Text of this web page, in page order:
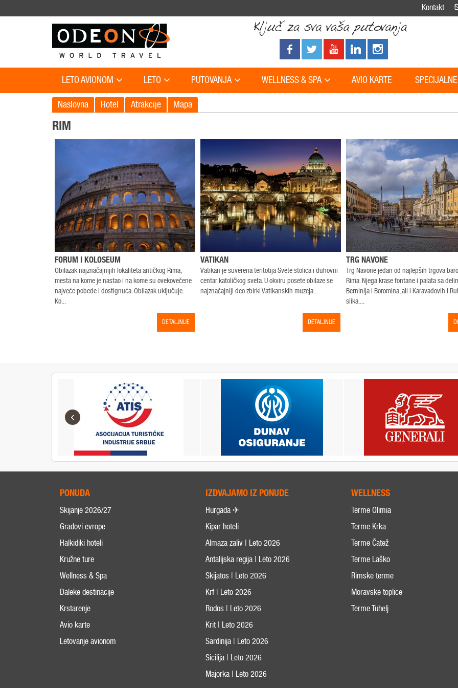
Kontakt
LETO AVIONOM LETO PUTOVANJA WELLNESS & SPA AVIO KARTE
Naslovna Hotel Atrakcije Mapa
RIM
FORUM I KOLOSEUM
Obilazak najznačajnijih lokaliteta antičkog Rima,
mesta na kome je nastao i na kome su ovekovečene
najveće pobede i dostignuća. Obilazak uključuje:
Ko...
DETALJNIJE
VATIKAN
Vatikan je suverena teritotija Svete stolica i duhovni
centar katoličkog sveta. U okviru posete obilaze se
najznačajniji deo zbirki Vatikanskih muzeja...
DETALJNIJE
TRG NAVONE
Trg Navone jedan od najlepših trgova
Rima. Njega krase fontane i palata sa
Berninija i Boromina, ali i Karavađovih i
slika....
‹
PONUDA
Skijanje 2026/27
Gradovi evrope
Halkidiki hoteli
Kružne ture
Wellness & Spa
Daleke destinacije
Krstarenje
Avio karte
Letovanje avionom
IZDVAJAMO IZ PONUDE
Hurgada ✈
Kipar hoteli
Almaza zaliv | Leto 2026
Antalijska regija | Leto 2026
Skijatos | Leto 2026
Krf | Leto 2026
Rodos | Leto 2026
Krit | Leto 2026
Sardinija | Leto 2026
Sicilija | Leto 2026
Majorka | Leto 2026
WELLNESS
Terme Olimia
Terme Krka
Terme Čatež
Terme Laško
Rimske terme
Moravske toplice
Terme Tuhelj